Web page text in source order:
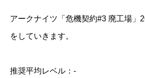
アークナイツ「危機契約#3 廃工場」
をしていきます。
推奨平均レベル：-